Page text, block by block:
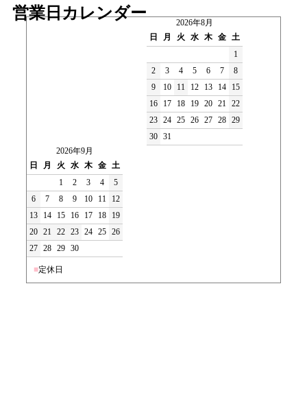
営業日カレンダー
2026年8月
日
月 火 水 木 金 土
1
2
3 4 5 6 7
8
9
10 11 12 13 14
15
16
17 18 19 20 21 22
23 24 25 26 27 28 29
30 31
2026年9月
日
月 火 水 木 金 土
1
2 3 4
5
6
7 8 9 10 11
12
13
14 15 16 17 18
19
20 21 22 23 24 25 26
27 28 29 30
■定休日